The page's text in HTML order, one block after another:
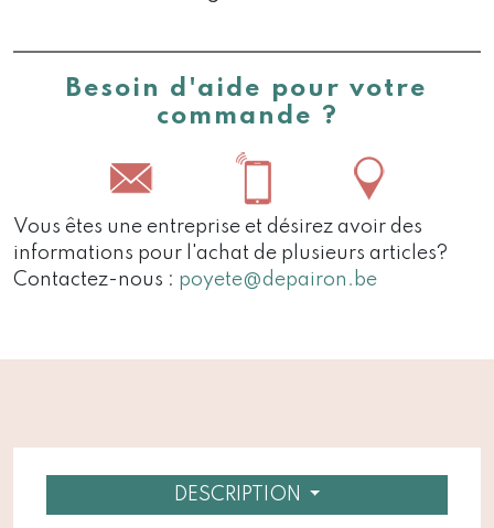
Besoin d'aide pour votre
commande ?
Vous êtes une entreprise et désirez avoir des
informations pour l'achat de plusieurs articles?
Contactez-nous : poyete@depairon.be
DESCRIPTION